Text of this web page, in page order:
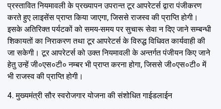
प्रस्तावित नियमावली के प्रख्यापन उपरान्त टूर आपरेटर्स द्वारा पंजीकरण
करते हुए लाइसेंस प्राप्त किया जाएगा, जिससे राजस्व की प्राप्ति होगी।
इसके अतिरिक्त पर्यटकों को समय-समय पर सुचारू सेवा न दिए जाने सम्बन्धी
शिकायतों का निराकरण तथा टूर आपरेटर्स के विरुद्ध विधिवत कार्यवाही की
जा सकेगी। टूर आपरेटर्स को उक्त नियमावली के अन्तर्गत पंजीयन किए जाने
हेतु उन्हें जी०एस०टी० नम्बर भी प्राप्त करना होगा, जिससे जी०एस०टी० में
भी राजस्व की प्राप्ति होगी।
4. मुख्यमंत्री सौर स्वरोजगार योजना की संशोधित गाईडलाईन